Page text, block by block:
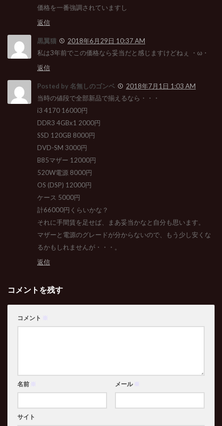
価格を一番強調されていますし
返信
黒翼猫
2018年6月29日 10:37 AM
私は3年前でこの価格なら妥当だと感じますけどねぇ ・ω・
返信
Posted by 名無しのゴンベ
2018年7月1日 1:03 AM
当時の値段で全部新品で揃えるなら・・・
i3 4170 16000円
DDR3 4GBx1 2000円
SSD 120GB 8000円
DVD-SM 3000円
B85マザー 12000円
520W電源 8000円
OS (DSP) 12000円
ケース 5000円
計66000円くらいかな？
それに手間賃を足せば、まあ妥当かなと自分も思います。
マザーと電源のグレードが分からないので、もう少し安くな
るかもしれませんが・・・。
返信
コメントを残す
コメント ※
名前 ※ メール ※
サイト